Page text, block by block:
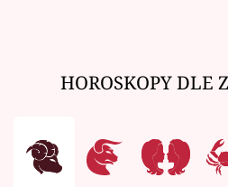
HOROSKOPY DLE